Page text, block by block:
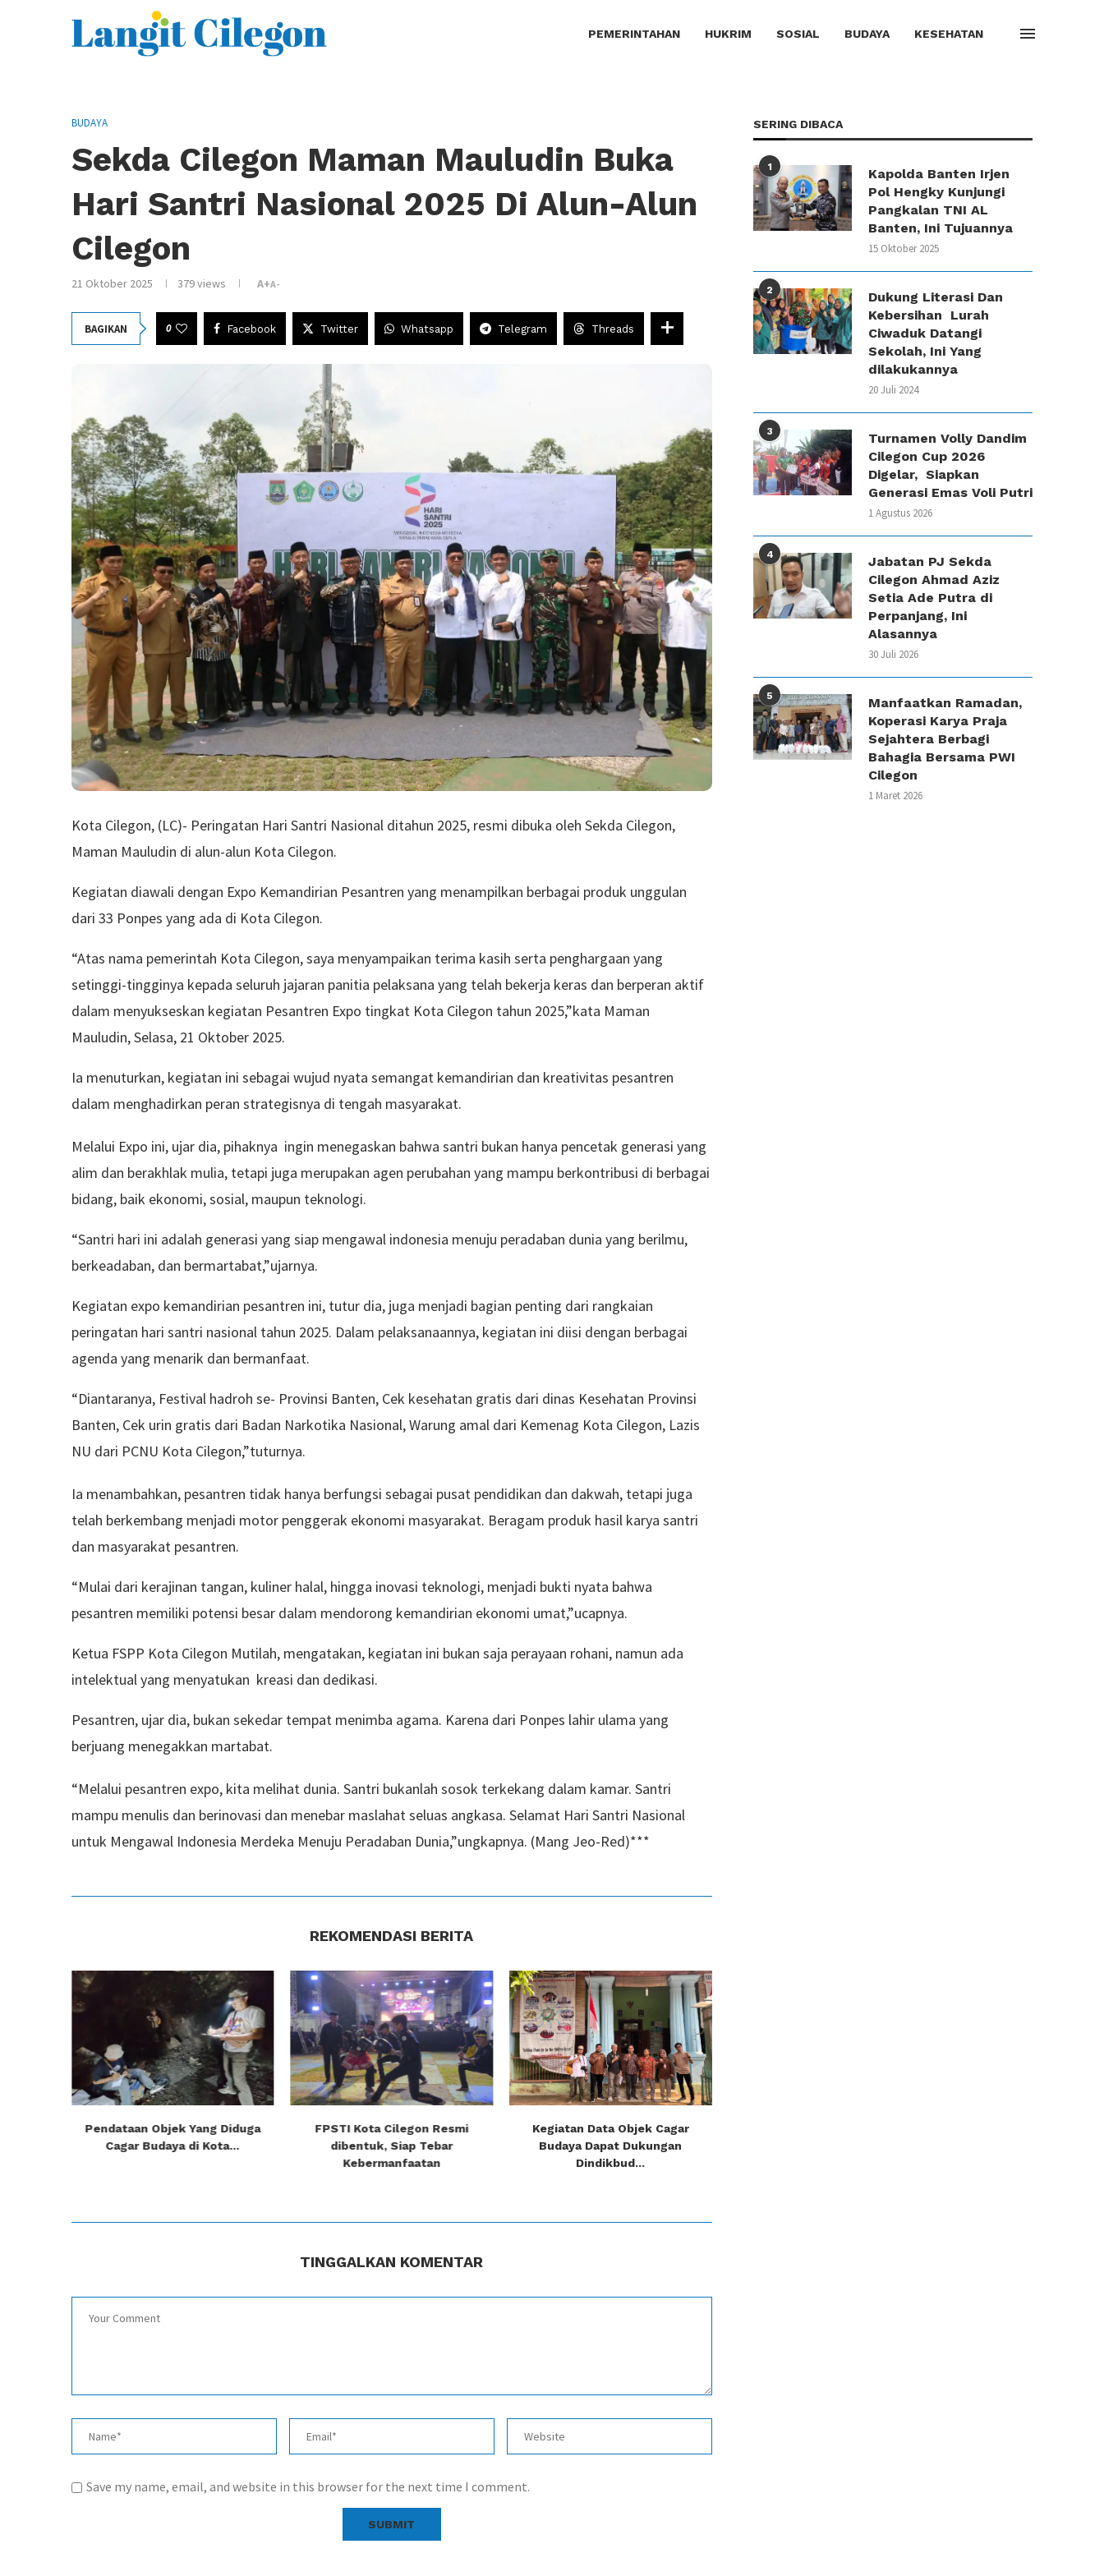
PEMERINTAHAN HUKRIM SOSIAL BUDAYA KESEHATAN
BUDAYA
Sekda Cilegon Maman Mauludin Buka
Hari Santri Nasional 2025 Di Alun-Alun
Cilegon
21 Oktober 2025 379views A+A-
BAGIKAN 0 Facebook Twitter Whatsapp Telegram Threads
Kota Cilegon, (LC)- Peringatan Hari Santri Nasional ditahun 2025, resmi dibuka oleh Sekda Cilegon,
Maman Mauludin di alun-alun Kota Cilegon.
Kegiatan diawali dengan Expo Kemandirian Pesantren yang menampilkan berbagai produk unggulan
dari 33 Ponpes yang ada di Kota Cilegon.
“Atas nama pemerintah Kota Cilegon, saya menyampaikan terima kasih serta penghargaan yang
setinggi-tingginya kepada seluruh jajaran panitia pelaksana yang telah bekerja keras dan berperan aktif
dalam menyukseskan kegiatan Pesantren Expo tingkat Kota Cilegon tahun 2025,”kata Maman
Mauludin, Selasa, 21 Oktober 2025.
Ia menuturkan, kegiatan ini sebagai wujud nyata semangat kemandirian dan kreativitas pesantren
dalam menghadirkan peran strategisnya di tengah masyarakat.
Melalui Expo ini, ujar dia, pihaknya ingin menegaskan bahwa santri bukan hanya pencetak generasi yang
alim dan berakhlak mulia, tetapi juga merupakan agen perubahan yang mampu berkontribusi di berbagai
bidang, baik ekonomi, sosial, maupun teknologi.
“Santri hari ini adalah generasi yang siap mengawal indonesia menuju peradaban dunia yang berilmu,
berkeadaban, dan bermartabat,”ujarnya.
Kegiatan expo kemandirian pesantren ini, tutur dia, juga menjadi bagian penting dari rangkaian
peringatan hari santri nasional tahun 2025. Dalam pelaksanaannya, kegiatan ini diisi dengan berbagai
agenda yang menarik dan bermanfaat.
“Diantaranya, Festival hadroh se- Provinsi Banten, Cek kesehatan gratis dari dinas Kesehatan Provinsi
Banten, Cek urin gratis dari Badan Narkotika Nasional, Warung amal dari Kemenag Kota Cilegon, Lazis
NU dari PCNU Kota Cilegon,”tuturnya.
Ia menambahkan, pesantren tidak hanya berfungsi sebagai pusat pendidikan dan dakwah, tetapi juga
telah berkembang menjadi motor penggerak ekonomi masyarakat. Beragam produk hasil karya santri
dan masyarakat pesantren.
“Mulai dari kerajinan tangan, kuliner halal, hingga inovasi teknologi, menjadi bukti nyata bahwa
pesantren memiliki potensi besar dalam mendorong kemandirian ekonomi umat,”ucapnya.
Ketua FSPP Kota Cilegon Mutilah, mengatakan, kegiatan ini bukan saja perayaan rohani, namun ada
intelektual yang menyatukan kreasi dan dedikasi.
Pesantren, ujar dia, bukan sekedar tempat menimba agama. Karena dari Ponpes lahir ulama yang
berjuang menegakkan martabat.
“Melalui pesantren expo, kita melihat dunia. Santri bukanlah sosok terkekang dalam kamar. Santri
mampu menulis dan berinovasi dan menebar maslahat seluas angkasa. Selamat Hari Santri Nasional
untuk Mengawal Indonesia Merdeka Menuju Peradaban Dunia,”ungkapnya. (Mang Jeo-Red)***
REKOMENDASI BERITA
Pendataan Objek Yang Diduga
Cagar Budaya di Kota...
FPSTI Kota Cilegon Resmi
dibentuk, Siap Tebar
Kebermanfaatan
Kegiatan Data Objek Cagar
Budaya Dapat Dukungan
Dindikbud...
TINGGALKAN KOMENTAR
Save my name, email, and website in this browser for the next time I comment.
SERING DIBACA
1
Kapolda Banten Irjen
Pol Hengky Kunjungi
Pangkalan TNI AL
Banten, Ini Tujuannya
15 Oktober 2025
2
Dukung Literasi Dan
Kebersihan Lurah
Ciwaduk Datangi
Sekolah, Ini Yang
dilakukannya
20 Juli 2024
3
Turnamen Volly Dandim
Cilegon Cup 2026
Digelar, Siapkan
Generasi Emas Voli Putri
1 Agustus 2026
4
Jabatan PJ Sekda
Cilegon Ahmad Aziz
Setia Ade Putra di
Perpanjang, Ini
Alasannya
30 Juli 2026
5
Manfaatkan Ramadan,
Koperasi Karya Praja
Sejahtera Berbagi
Bahagia Bersama PWI
Cilegon
1 Maret 2026